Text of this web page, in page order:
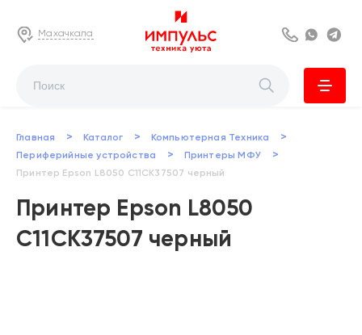
Махачкала 8 800 222 63
Главная > Каталог > Компьютерная Техника >
Периферийные устройства > Принтеры МФУ >
Принтер Epson L8050 C11CK37507 черный
Принтер Epson L8050
C11CK37507 черный